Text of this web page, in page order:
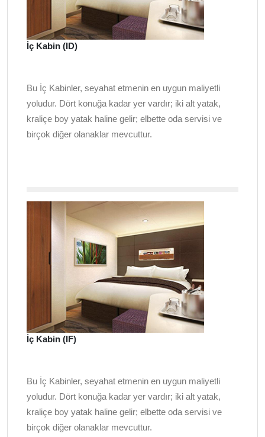
İç Kabin (ID)
Bu İç Kabinler, seyahat etmenin en uygun maliyetli
yoludur. Dört konuğa kadar yer vardır; iki alt yatak,
kraliçe boy yatak haline gelir; elbette oda servisi ve
birçok diğer olanaklar mevcuttur.
İç Kabin (IF)
Bu İç Kabinler, seyahat etmenin en uygun maliyetli
yoludur. Dört konuğa kadar yer vardır; iki alt yatak,
kraliçe boy yatak haline gelir; elbette oda servisi ve
birçok diğer olanaklar mevcuttur.